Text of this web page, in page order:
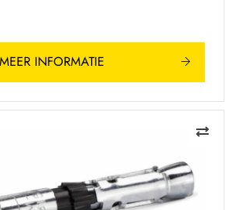
MEER INFORMATIE